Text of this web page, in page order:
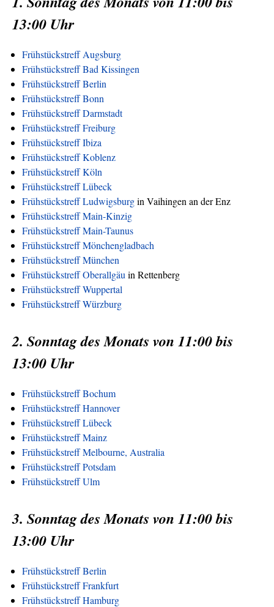
13:00 Uhr
Frühstückstreff Augsburg
Frühstückstreff Bad Kissingen
Frühstückstreff Berlin
Frühstückstreff Bonn
Frühstückstreff Darmstadt
Frühstückstreff Freiburg
Frühstückstreff Ibiza
Frühstückstreff Koblenz
Frühstückstreff Köln
Frühstückstreff Lübeck
Frühstückstreff Ludwigsburgin Vaihingen an der Enz
Frühstückstreff Main-Kinzig
Frühstückstreff Main-Taunus
Frühstückstreff Mönchengladbach
Frühstückstreff München
Frühstückstreff Oberallgäu in Rettenberg
Frühstückstreff Wuppertal
Frühstückstreff Würzburg
2. Sonntag des Monats von 11:00 bis
13:00 Uhr
Frühstückstreff Bochum
Frühstückstreff Hannover
Frühstückstreff Lübeck
Frühstückstreff Mainz
Frühstückstreff Melbourne, Australia
Frühstückstreff Potsdam
Frühstückstreff Ulm
3. Sonntag des Monats von 11:00 bis
13:00 Uhr
Frühstückstreff Berlin
Frühstückstreff Frankfurt
Frühstückstreff Hamburg